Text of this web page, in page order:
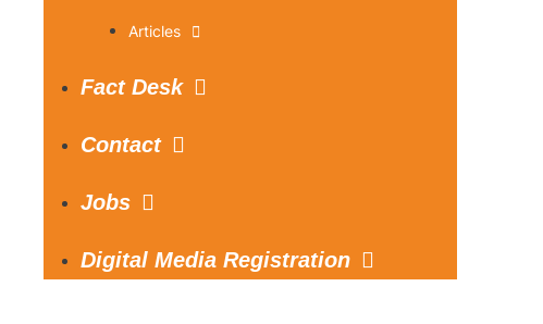
Articles
Fact Desk
Contact
Jobs
Digital Media Registration